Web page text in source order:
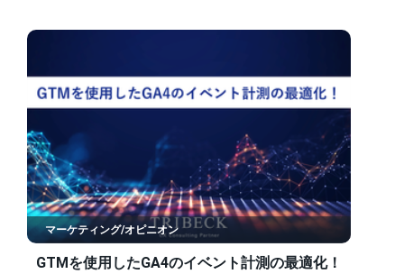
マーケティング/オピニオン
GTMを使用したGA4のイベント計測の最適化！